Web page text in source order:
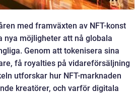
med framväxten av NFT-konst
nya möjligheter att nå globala
Genom att tokenisera sina
få royalties på vidareförsäljning
utforskar hur NFT-marknaden
kreatörer, och varför digitala